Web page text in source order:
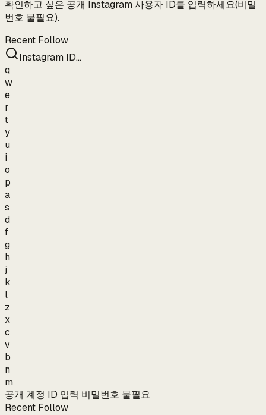
확인하고 싶은 공개 Instagram 사용자 ID를 입력하세요(비밀
번호 불필요).
Recent Follow
Instagram ID…
q
w
e
r
t
y
u
i
o
p
a
s
d
f
g
h
j
k
l
z
x
c
v
b
n
m
공개 계정 ID 입력 비밀번호 불필요
Recent Follow